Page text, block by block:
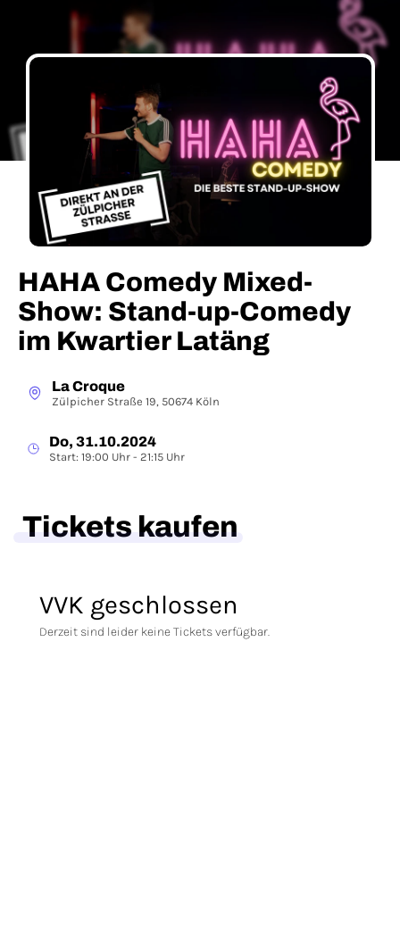
HAHA Comedy Mixed-
Show: Stand-up-Comedy
im Kwartier Latäng
La Croque
Zülpicher Straße 19, 50674 Köln
Do, 31.10.2024
Start: 19:00 Uhr - 21:15 Uhr
Tickets kaufen
VVK geschlossen
Derzeit sind leider keine Tickets verfügbar.